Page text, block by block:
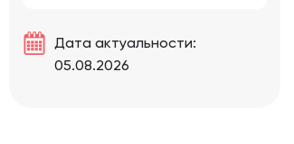
Дата актуальности:
05.08.2026